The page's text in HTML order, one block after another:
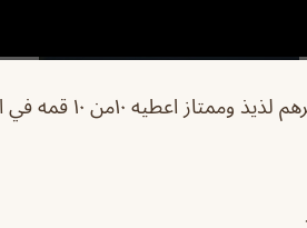
وممتاز اعطيه ١٠من ١٠ قمه في الذاذه نضيفين ومرتبين